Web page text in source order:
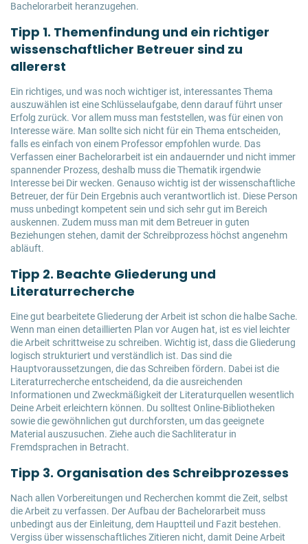
Bachelorarbeit heranzugehen.
Tipp 1. Themenfindung und ein richtiger
wissenschaftlicher Betreuer sind zu
allererst
Ein richtiges, und was noch wichtiger ist, interessantes Thema
auszuwählen ist eine Schlüsselaufgabe, denn darauf führt unser
Erfolg zurück. Vor allem muss man feststellen, was für einen von
Interesse wäre. Man sollte sich nicht für ein Thema entscheiden,
falls es einfach von einem Professor empfohlen wurde. Das
Verfassen einer Bachelorarbeit ist ein andauernder und nicht immer
spannender Prozess, deshalb muss die Thematik irgendwie
Interesse bei Dir wecken. Genauso wichtig ist der wissenschaftliche
Betreuer, der für Dein Ergebnis auch verantwortlich ist. Diese Person
muss unbedingt kompetent sein und sich sehr gut im Bereich
auskennen. Zudem muss man mit dem Betreuer in guten
Beziehungen stehen, damit der Schreibprozess höchst angenehm
abläuft.
Tipp 2. Beachte Gliederung und
Literaturrecherche
Eine gut bearbeitete Gliederung der Arbeit ist schon die halbe Sache.
Wenn man einen detaillierten Plan vor Augen hat, ist es viel leichter
die Arbeit schrittweise zu schreiben. Wichtig ist, dass die Gliederung
logisch strukturiert und verständlich ist. Das sind die
Hauptvoraussetzungen, die das Schreiben fördern. Dabei ist die
Literaturrecherche entscheidend, da die ausreichenden
Informationen und Zweckmäßigkeit der Literaturquellen wesentlich
Deine Arbeit erleichtern können. Du solltest Online-Bibliotheken
sowie die gewöhnlichen gut durchforsten, um das geeignete
Material auszusuchen. Ziehe auch die Sachliteratur in
Fremdsprachen in Betracht.
Tipp 3. Organisation des Schreibprozesses
Nach allen Vorbereitungen und Recherchen kommt die Zeit, selbst
die Arbeit zu verfassen. Der Aufbau der Bachelorarbeit muss
unbedingt aus der Einleitung, dem Hauptteil und Fazit bestehen.
Vergiss über wissenschaftliches Zitieren nicht, damit Deine Arbeit